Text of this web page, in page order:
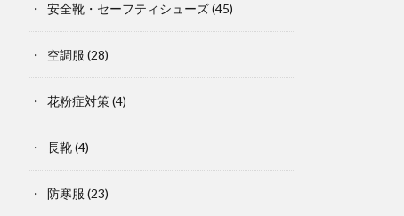
安全靴・セーフティシューズ(45)
空調服 (28)
花粉症対策(4)
長靴(4)
防寒服 (23)